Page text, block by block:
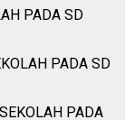
PADA SD
PADA SD
PADA